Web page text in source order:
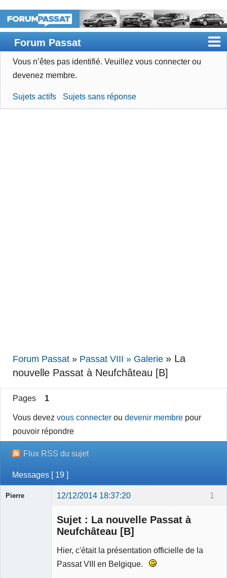
Forum Passat
Accueil
Devenir membre
Vous n’êtes pas identifié. Veuillez vous connecter ou
devenez membre.
Sujets actifs Sujets sans réponse
Forum Passat » Passat VIII » Galerie » La
nouvelle Passat à Neufchâteau [B]
Pages 1
Vous devezvous connecter oudevenir membre pour
pouvoir répondre
Flux RSS du sujet
Messages [ 19 ]
1
Pierre 12/12/2014 18:37:20
Sujet : La nouvelle Passat à
Neufchâteau [B]
Hier, c'était la présentation officielle de la
Passat VIII en Belgique.